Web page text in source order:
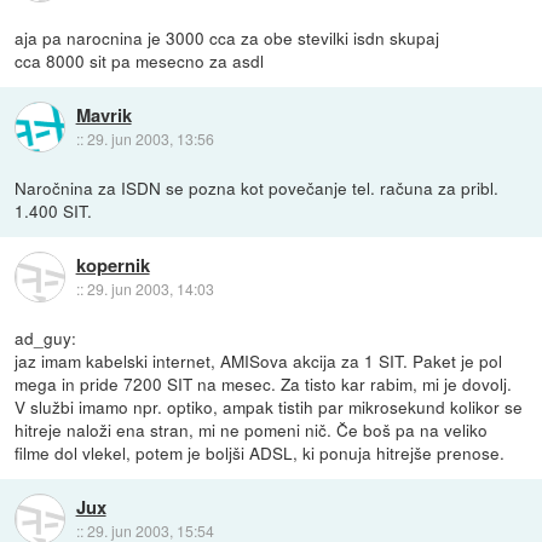
aja pa narocnina je 3000 cca za obe stevilki isdn skupaj
cca 8000 sit pa mesecno za asdl
Mavrik
::29. jun 2003, 13:56
Naročnina za ISDN se pozna kot povečanje tel. računa za pribl.
1.400 SIT.
kopernik
::29. jun 2003, 14:03
ad_guy:
jaz imam kabelski internet, AMISova akcija za 1 SIT. Paket je pol
mega in pride 7200 SIT na mesec. Za tisto kar rabim, mi je dovolj.
V službi imamo npr. optiko, ampak tistih par mikrosekund kolikor se
hitreje naloži ena stran, mi ne pomeni nič. Če boš pa na veliko
filme dol vlekel, potem je boljši ADSL, ki ponuja hitrejše prenose.
Jux
::29. jun 2003, 15:54